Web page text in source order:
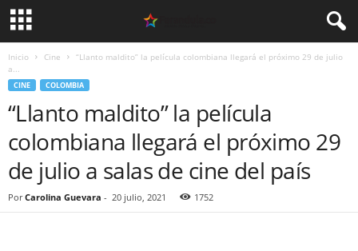
Inicio Cine
“Llanto maldito” la película colombiana llegará el próximo 29 de julio
a...
CINE COLOMBIA
“Llanto maldito” la película
colombiana llegará el próximo 29
de julio a salas de cine del país
Por Carolina Guevara - 20 julio, 2021 1752